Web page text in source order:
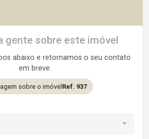
gente sobre este imóvel
abaixo e retornamos o seu contato
em breve.
sobre o imóvel Ref. 937